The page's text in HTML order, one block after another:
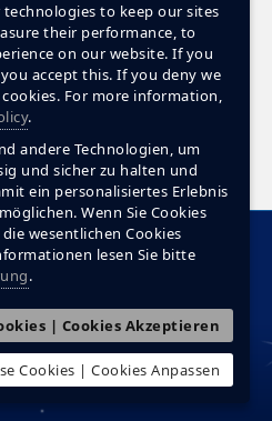
THB°10
485,00 €
Motivation
Diamanten
FAQ
Rechte vorbehalten.
to keep our sites
their performance, to
on our website. If you
accept this. If you deny we
For more information,
.
andere Technologien, um
und sicher zu halten und
ein personalisiertes Erlebnis
Wenn Sie Cookies
wesentlichen Cookies
lesen Sie bitte
.
| Cookies Akzeptieren
Cookies | Cookies Anpassen